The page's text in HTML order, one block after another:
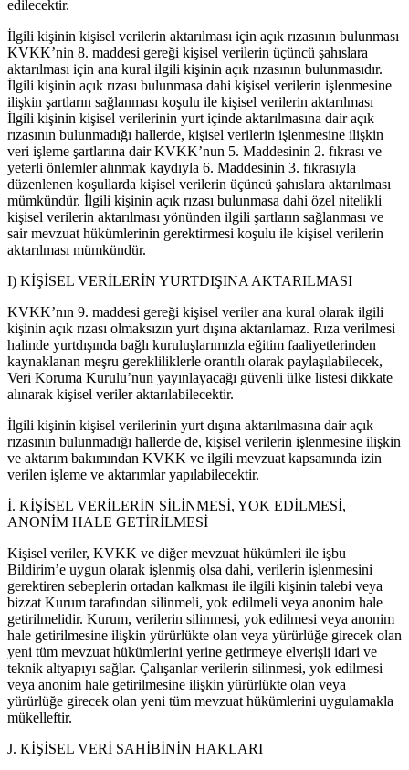
edilecektir.
İlgili kişinin kişisel verilerin aktarılması için açık rızasının bulunması
KVKK’nin 8. maddesi gereği kişisel verilerin üçüncü şahıslara
aktarılması için ana kural ilgili kişinin açık rızasının bulunmasıdır.
İlgili kişinin açık rızası bulunmasa dahi kişisel verilerin işlenmesine
ilişkin şartların sağlanması koşulu ile kişisel verilerin aktarılması
İlgili kişinin kişisel verilerinin yurt içinde aktarılmasına dair açık
rızasının bulunmadığı hallerde, kişisel verilerin işlenmesine ilişkin
veri işleme şartlarına dair KVKK’nun 5. Maddesinin 2. fıkrası ve
yeterli önlemler alınmak kaydıyla 6. Maddesinin 3. fıkrasıyla
düzenlenen koşullarda kişisel verilerin üçüncü şahıslara aktarılması
mümkündür. İlgili kişinin açık rızası bulunmasa dahi özel nitelikli
kişisel verilerin aktarılması yönünden ilgili şartların sağlanması ve
sair mevzuat hükümlerinin gerektirmesi koşulu ile kişisel verilerin
aktarılması mümkündür.
I) KİŞİSEL VERİLERİN YURTDIŞINA AKTARILMASI
KVKK’nın 9. maddesi gereği kişisel veriler ana kural olarak ilgili
kişinin açık rızası olmaksızın yurt dışına aktarılamaz. Rıza verilmesi
halinde yurtdışında bağlı kuruluşlarımızla eğitim faaliyetlerinden
kaynaklanan meşru gerekliliklerle orantılı olarak paylaşılabilecek,
Veri Koruma Kurulu’nun yayınlayacağı güvenli ülke listesi dikkate
alınarak kişisel veriler aktarılabilecektir.
İlgili kişinin kişisel verilerinin yurt dışına aktarılmasına dair açık
rızasının bulunmadığı hallerde de, kişisel verilerin işlenmesine ilişkin
ve aktarım bakımından KVKK ve ilgili mevzuat kapsamında izin
verilen işleme ve aktarımlar yapılabilecektir.
İ. KİŞİSEL VERİLERİN SİLİNMESİ, YOK EDİLMESİ,
ANONİM HALE GETİRİLMESİ
Kişisel veriler, KVKK ve diğer mevzuat hükümleri ile işbu
Bildirim’e uygun olarak işlenmiş olsa dahi, verilerin işlenmesini
gerektiren sebeplerin ortadan kalkması ile ilgili kişinin talebi veya
bizzat Kurum tarafından silinmeli, yok edilmeli veya anonim hale
getirilmelidir. Kurum, verilerin silinmesi, yok edilmesi veya anonim
hale getirilmesine ilişkin yürürlükte olan veya yürürlüğe girecek olan
yeni tüm mevzuat hükümlerini yerine getirmeye elverişli idari ve
teknik altyapıyı sağlar. Çalışanlar verilerin silinmesi, yok edilmesi
veya anonim hale getirilmesine ilişkin yürürlükte olan veya
yürürlüğe girecek olan yeni tüm mevzuat hükümlerini uygulamakla
mükelleftir.
J. KİŞİSEL VERİ SAHİBİNİN HAKLARI